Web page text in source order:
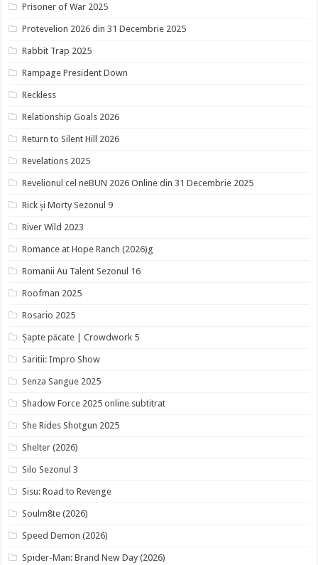
Prisoner of War 2025
Protevelion 2026 din 31 Decembrie 2025
Rabbit Trap 2025
Rampage President Down
Reckless
Relationship Goals 2026
Return to Silent Hill 2026
Revelations 2025
Revelionul cel neBUN 2026 Online din 31 Decembrie 2025
Rick și Morty Sezonul 9
River Wild 2023
Romance at Hope Ranch (2026)g
Romanii Au Talent Sezonul 16
Roofman 2025
Rosario 2025
Șapte păcate | Crowdwork 5
Saritii: Impro Show
Senza Sangue 2025
Shadow Force 2025 online subtitrat
She Rides Shotgun 2025
Shelter (2026)
Silo Sezonul 3
Sisu: Road to Revenge
Soulm8te (2026)
Speed Demon (2026)
Spider-Man: Brand New Day (2026)